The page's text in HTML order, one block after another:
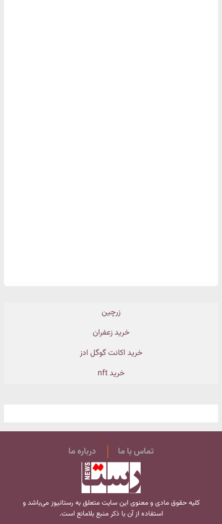
زرچین
خرید زعفران
خرید اکانت گوگل ادز
خرید nft
تماس با ما درباره ما
کلیه حقوق مادی و معنوی این سایت متعلق به رستانیوز می‌باشد و
استفاده از آن با ذکر منبع بلامانع است.